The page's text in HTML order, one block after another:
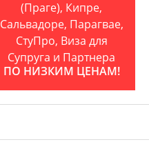
(Праге), Кипре,
Сальвадоре, Парагвае,
СтуПро, Виза для
Супруга и Партнера
ПО НИЗКИМ ЦЕНАМ!